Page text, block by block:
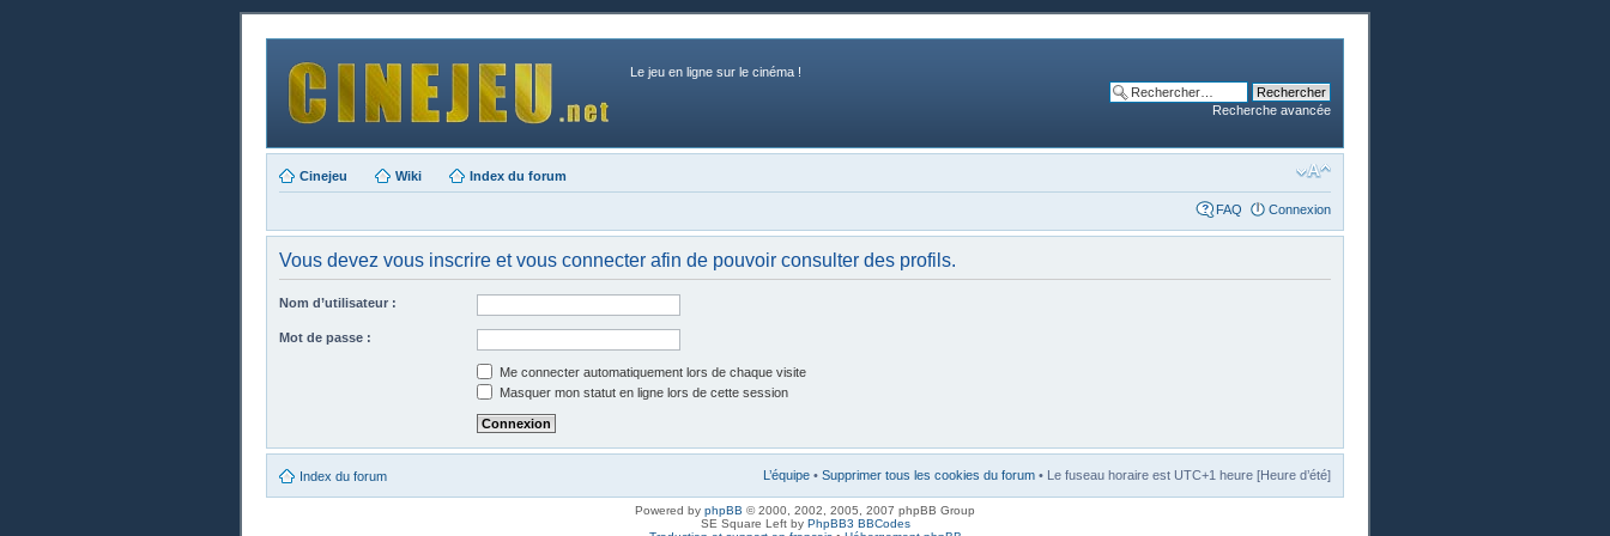
Le jeu en ligne sur le cinéma !
Recherche avancée
Cinejeu Wiki Index du forum
FAQ Connexion
Vous devez vous inscrire et vous connecter afin de pouvoir consulter des profils.
Nom d’utilisateur :
Mot de passe :
Me connecter automatiquement lors de chaque visite
Masquer mon statut en ligne lors de cette session
Index du forum L’équipe • Supprimer tous les cookies du forum • Le fuseau horaire est UTC+1 heure [Heure d’été]
Powered by phpBB © 2000, 2002, 2005, 2007 phpBB Group
SE Square Left by PhpBB3 BBCodes